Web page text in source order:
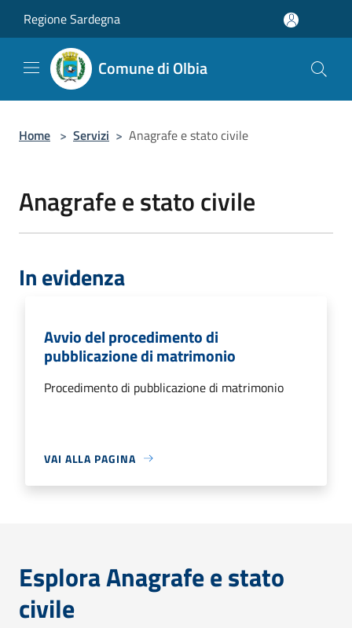
Regione Sardegna
Comune di Olbia
Home > Servizi > Anagrafe e stato civile
Anagrafe e stato civile
In evidenza
Avvio del procedimento di
pubblicazione di matrimonio
Procedimento di pubblicazione di matrimonio
VAI ALLA PAGINA
Esplora Anagrafe e stato
civile